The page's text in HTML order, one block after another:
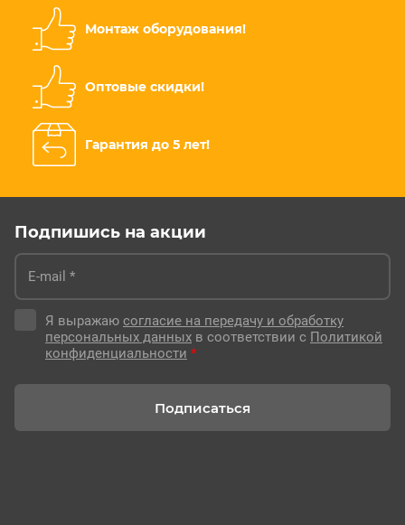
Монтаж оборудования!
Оптовые скидки!
Гарантия до 5 лет!
Подпишись на акции
Я выражаю согласие на передачу и обработку
персональных данных в соответствии с Политикой
конфиденциальности *
Подписаться